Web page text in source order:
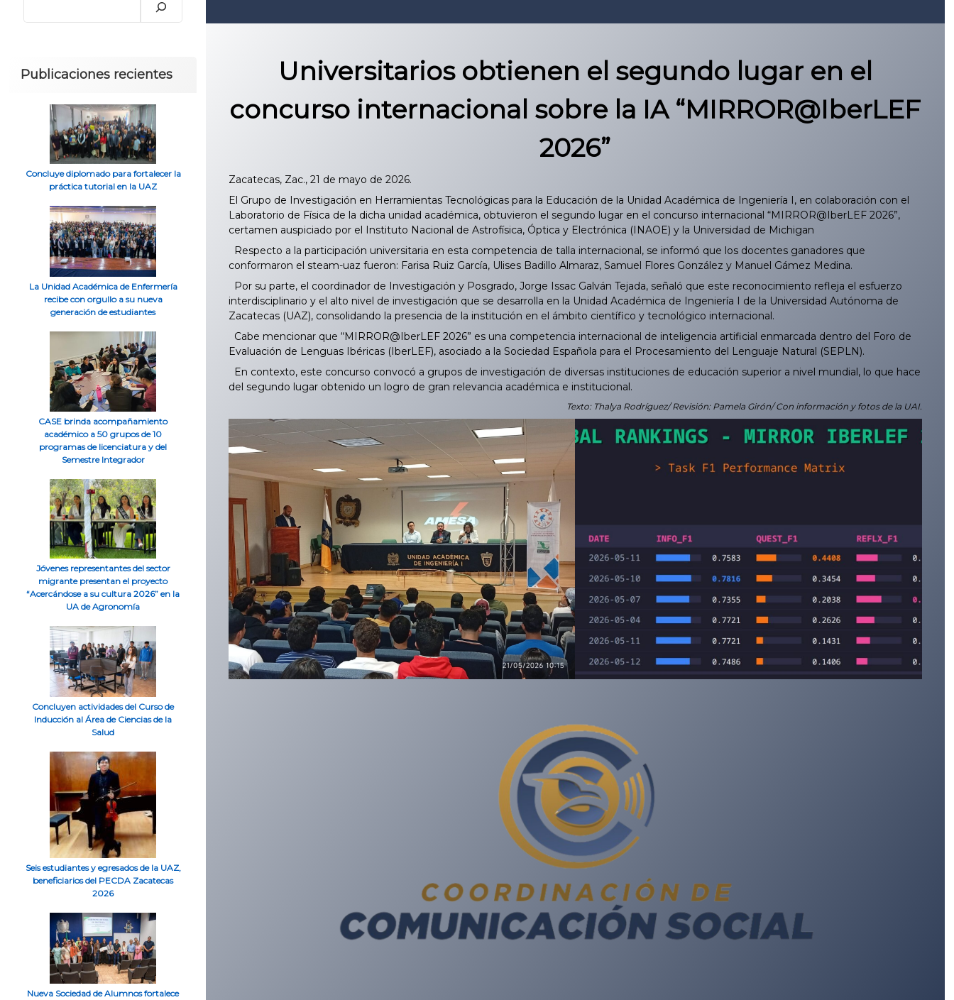
Universitarios obtienen el segundo lugar en el
concurso internacional sobre la IA “MIRROR@IberLEF
2026”
Zacatecas, Zac., 21 de mayo de 2026.
El Grupo de Investigación en Herramientas Tecnológicas para la Educación de la Unidad Académica de Ingeniería I, en colaboración con el
Laboratorio de Física de la dicha unidad académica, obtuvieron el segundo lugar en el concurso internacional “MIRROR@IberLEF 2026”,
certamen auspiciado por el Instituto Nacional de Astrofísica, Óptica y Electrónica (INAOE) y la Universidad de Michigan
Respecto a la participación universitaria en esta competencia de talla internacional, se informó que los docentes ganadores que
conformaron el steam-uaz fueron: Farisa Ruiz García, Ulises Badillo Almaraz, Samuel Flores González y Manuel Gámez Medina.
Por su parte, el coordinador de Investigación y Posgrado, Jorge Issac Galván Tejada, señaló que este reconocimiento refleja el esfuerzo
interdisciplinario y el alto nivel de investigación que se desarrolla en la Unidad Académica de Ingeniería I de la Universidad Autónoma de
Zacatecas (UAZ), consolidando la presencia de la institución en el ámbito científico y tecnológico internacional.
Cabe mencionar que “MIRROR@IberLEF 2026” es una competencia internacional de inteligencia artificial enmarcada dentro del Foro de
Evaluación de Lenguas Ibéricas (IberLEF), asociado a la Sociedad Española para el Procesamiento del Lenguaje Natural (SEPLN).
En contexto, este concurso convocó a grupos de investigación de diversas instituciones de educación superior a nivel mundial, lo que hace
del segundo lugar obtenido un logro de gran relevancia académica e institucional.
Texto: Thalya Rodríguez/ Revisión: Pamela Girón/ Con información y fotos de la UAI.
Publicaciones recientes
Concluye diplomado para fortalecer la
práctica tutorial en la UAZ
La Unidad Académica de Enfermería
recibe con orgullo a su nueva
generación de estudiantes
CASE brinda acompañamiento
académico a 50 grupos de 10
programas de licenciatura y del
Semestre Integrador
Jóvenes representantes del sector
migrante presentan el proyecto
“Acercándose a su cultura 2026” en la
UA de Agronomía
Concluyen actividades del Curso de
Inducción al Área de Ciencias de la
Salud
Seis estudiantes y egresados de la UAZ,
beneficiarios del PECDA Zacatecas
2026
Nueva Sociedad de Alumnos fortalece